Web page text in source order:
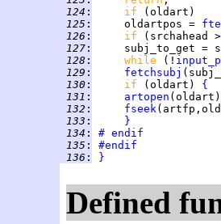
124 : if
125 :
     oldartpos =
126 :
if
127 :
subj_to_get =
128 : while (!
129 : fetchsubj
130 : if (oldart) {
131 :
artopen
132 : fseek
133 :
}
134 :
# endif
135 :
#endif
136 : }
Defined